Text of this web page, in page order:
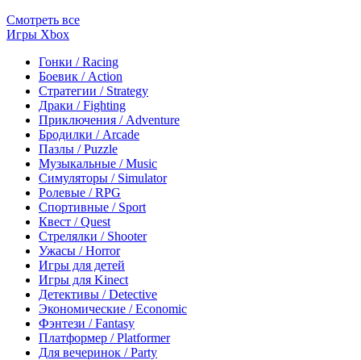
Смотреть все
Игры Xbox
Гонки / Racing
Боевик / Action
Стратегии / Strategy
Драки / Fighting
Приключения / Adventure
Бродилки / Arcade
Пазлы / Puzzle
Музыкальные / Music
Симуляторы / Simulator
Ролевые / RPG
Спортивные / Sport
Квест / Quest
Стрелялки / Shooter
Ужасы / Horror
Игры для детей
Игры для Kinect
Детективы / Detective
Экономические / Economic
Фэнтези / Fantasy
Платформер / Platformer
Для вечеринок / Party